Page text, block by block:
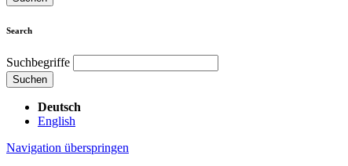
Search
Suchbegriffe
Suchen
Deutsch
English
Navigation überspringen